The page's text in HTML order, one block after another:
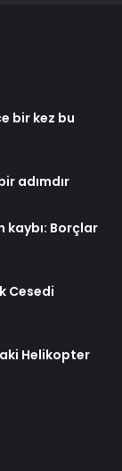
bir kez bu
adımdır
kaybı: Borçlar
Cesedi
Helikopter